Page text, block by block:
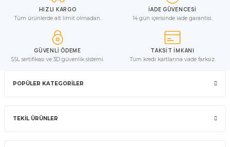
HIZLI KARGO
Tüm ürünlerde alt limit olmadan.
İADE GÜVENCESİ
14 gün içerisinde iade garantisi.
GÜVENLİ ÖDEME
SSL sertifikası ve 3D güvenlik sistemi.
TAKSİT İMKANI
Tüm kredi kartlarına vade farksız.
POPÜLER KATEGORİLER
TEKİL ÜRÜNLER